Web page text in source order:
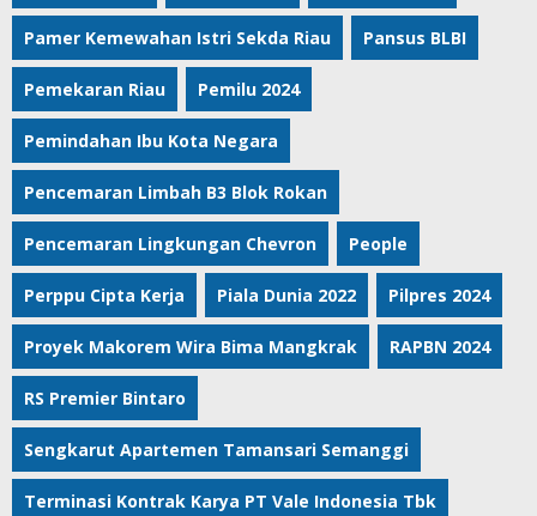
Pamer Kemewahan Istri Sekda Riau Pansus BLBI
Pemekaran Riau Pemilu 2024
Pemindahan Ibu Kota Negara
Pencemaran Limbah B3 Blok Rokan
Pencemaran Lingkungan Chevron People
Perppu Cipta Kerja Piala Dunia 2022 Pilpres 2024
Proyek Makorem Wira Bima Mangkrak RAPBN 2024
RS Premier Bintaro
Sengkarut Apartemen Tamansari Semanggi
Terminasi Kontrak Karya PT Vale Indonesia Tbk